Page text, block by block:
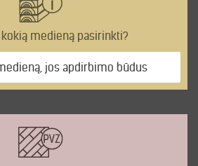
medieną pasirinkti?
jos apdirbimo būdus